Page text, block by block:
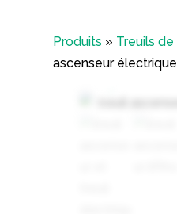
Produits » Treuils
ascenseur